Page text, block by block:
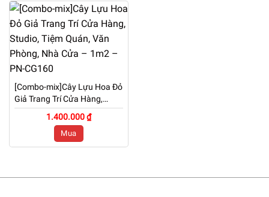
[Combo-mix]Cây Lựu Hoa Đỏ
Giả Trang Trí Cửa Hàng,
Studio, Tiệm Quán, Văn
Phòng, Nhà Cửa – 1m2 –
1.400.000 ₫
Mua